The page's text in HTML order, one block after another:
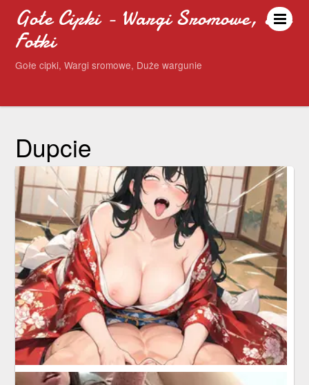
Gołe Cipki - Wargi Sromowe, Sex
Fotki
Gołe cipki, Wargi sromowe, Duże wargunie
Dupcie